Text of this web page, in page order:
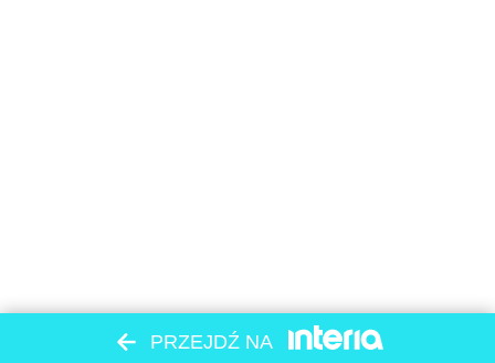
PRZEJDŹ NA